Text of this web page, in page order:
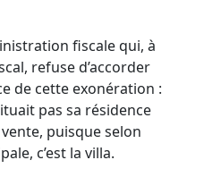
fiscale qui, à
refuse d’accorder
de cette exonération :
pas sa résidence
puisque selon
c’est la villa.